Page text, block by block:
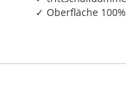
✓ Oberfläche